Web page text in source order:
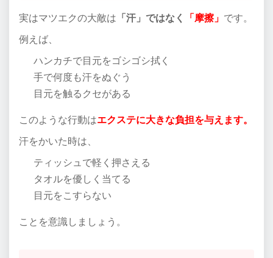
実はマツエクの大敵は 「汗」ではなく 「摩擦」 です。
例えば、
ハンカチで目元をゴシゴシ拭く
手で何度も汗をぬぐう
目元を触るクセがある
このような行動はエクステに大きな負担を与えます。
汗をかいた時は、
ティッシュで軽く押さえる
タオルを優しく当てる
目元をこすらない
ことを意識しましょう。